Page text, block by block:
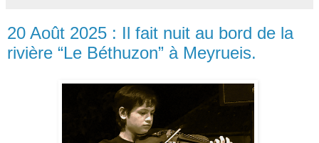
20 Août 2025 : Il fait nuit au bord de la
rivière “Le Béthuzon” à Meyrueis.